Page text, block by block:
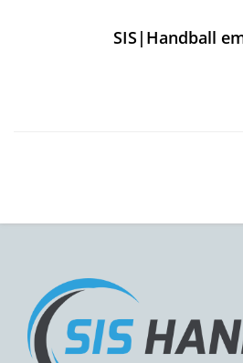
SIS|Handball